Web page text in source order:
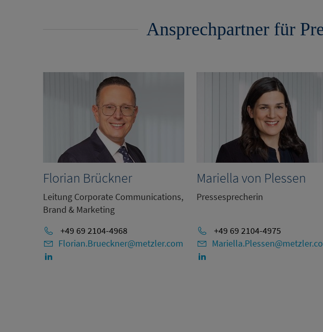
Ansprechpartner für
Florian Brückner
Leitung Corporate Communications,
Brand & Marketing
+49 69 2104-4968
Florian.Brueckner@metzler.com
Mariella von Plessen
Pressesprecherin
+49 69 2104-4975